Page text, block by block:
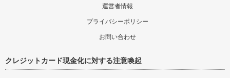
運営者情報
プライバシーポリシー
お問い合わせ
クレジットカード現金化に対する注意喚起